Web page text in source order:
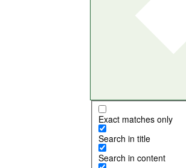
Exact matches only
Search in title
Search in content